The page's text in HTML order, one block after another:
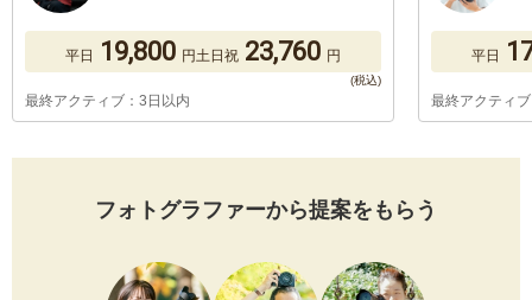
平日 19,800 円土日祝 23,760 円
最終アクティブ：3日以内
平日
最終アクティ
フォトグラファーから提案をもらう